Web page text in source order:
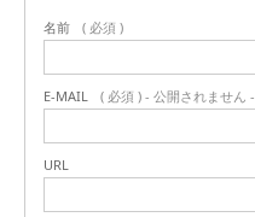
名前 ( 必須 )
E-MAIL ( 必須 ) - 公開されません -
URL